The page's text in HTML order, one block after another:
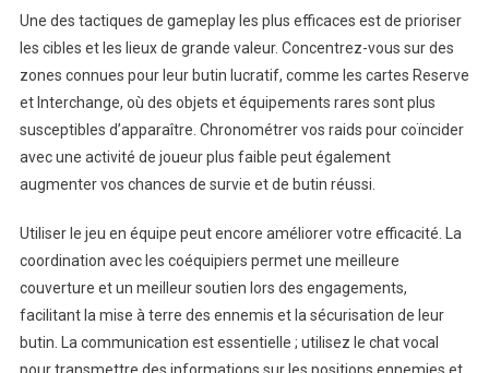
Une des tactiques de gameplay les plus efficaces est de prioriser
les cibles et les lieux de grande valeur. Concentrez-vous sur des
zones connues pour leur butin lucratif, comme les cartes Reserve
et Interchange, où des objets et équipements rares sont plus
susceptibles d’apparaître. Chronométrer vos raids pour coïncider
avec une activité de joueur plus faible peut également
augmenter vos chances de survie et de butin réussi.
Utiliser le jeu en équipe peut encore améliorer votre efficacité. La
coordination avec les coéquipiers permet une meilleure
couverture et un meilleur soutien lors des engagements,
facilitant la mise à terre des ennemis et la sécurisation de leur
butin. La communication est essentielle ; utilisez le chat vocal